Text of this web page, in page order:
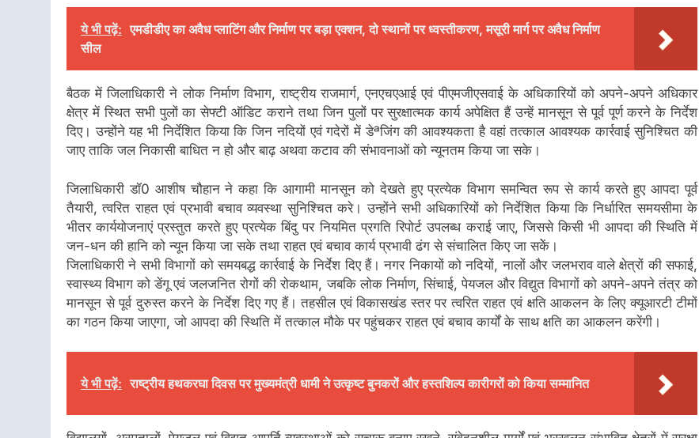
ये भी पढ़ें: एमडीडीए का अवैध प्लाटिंग और निर्माण पर बड़ा एक्शन, दो स्थानों पर ध्वस्तीकरण, मसूरी मार्ग पर अवैध निर्माण
सील
बैठक में जिलाधिकारी ने लोक निर्माण विभाग, राष्ट्रीय राजमार्ग, एनएचएआई एवं पीएमजीएसवाई के अधिकारियों को अपने-अपने अधिकार
क्षेत्र में स्थित सभी पुलों का सेफ्टी ऑडिट कराने तथा जिन पुलों पर सुरक्षात्मक कार्य अपेक्षित हैं उन्हें मानसून से पूर्व पूर्ण करने के निर्देश
दिए। उन्होंने यह भी निर्देशित किया कि जिन नदियों एवं गदेरों में डेªजिंग की आवश्यकता है वहां तत्काल आवश्यक कार्रवाई सुनिश्चित की
जाए ताकि जल निकासी बाधित न हो और बाढ़ अथवा कटाव की संभावनाओं को न्यूनतम किया जा सके।
जिलाधिकारी डॉ0 आशीष चौहान ने कहा कि आगामी मानसून को देखते हुए प्रत्येक विभाग समन्वित रूप से कार्य करते हुए आपदा पूर्व
तैयारी, त्वरित राहत एवं प्रभावी बचाव व्यवस्था सुनिश्चित करे। उन्होंने सभी अधिकारियों को निर्देशित किया कि निर्धारित समयसीमा के
भीतर कार्ययोजनाएं प्रस्तुत करते हुए प्रत्येक बिंदु पर नियमित प्रगति रिपोर्ट उपलब्ध कराई जाए, जिससे किसी भी आपदा की स्थिति में
जन-धन की हानि को न्यून किया जा सके तथा राहत एवं बचाव कार्य प्रभावी ढंग से संचालित किए जा सकेें।
जिलाधिकारी ने सभी विभागों को समयबद्ध कार्रवाई के निर्देश दिए हैं। नगर निकायों को नदियों, नालों और जलभराव वाले क्षेत्रों की सफाई,
स्वास्थ्य विभाग को डेंगू एवं जलजनित रोगों की रोकथाम, जबकि लोक निर्माण, सिंचाई, पेयजल और विद्युत विभागों को अपने-अपने तंत्र को
मानसून से पूर्व दुरुस्त करने के निर्देश दिए गए हैं। तहसील एवं विकासखंड स्तर पर त्वरित राहत एवं क्षति आकलन के लिए क्यूआरटी टीमों
का गठन किया जाएगा, जो आपदा की स्थिति में तत्काल मौके पर पहुंचकर राहत एवं बचाव कार्यों के साथ क्षति का आकलन करेंगी।
ये भी पढ़ें: राष्ट्रीय हथकरघा दिवस पर मुख्यमंत्री धामी ने उत्कृष्ट बुनकरों और हस्तशिल्प कारीगरों को किया सम्मानित